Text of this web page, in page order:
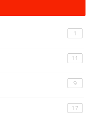
1
11
9
17